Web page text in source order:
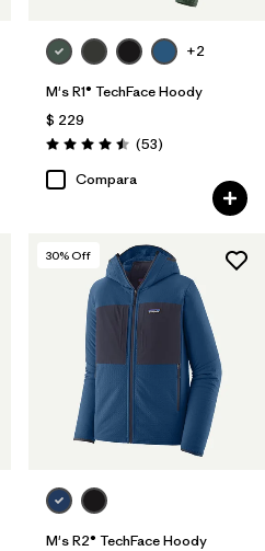
+2
M's R1® TechFace Hoody
$ 229
Valoración: 4.5 / 5
(53Comentarios
)
Compara
30% Off
M's R2® TechFace Hoody